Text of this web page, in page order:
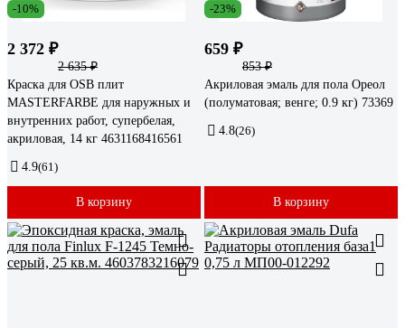
-10%
2 372 ₽
2 635 ₽
Краска для OSB плит
MASTERFARBE для наружных и
внутренних работ, супербелая,
акриловая, 14 кг 4631168416561
4.9(61)
В корзину
-23%
659 ₽
853 ₽
Акриловая эмаль для пола Ореол
(полуматовая; венге; 0.9 кг) 73369
4.8(26)
В корзину